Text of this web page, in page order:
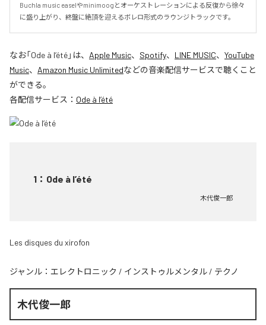
Buchla music easelやminimoogとオーケストレーションによる反復から徐々
に盛り上がり、終盤に絶頂を迎えるボレロ形式のラウンジトラックです。
なお「Ode à l’été」は、 Apple Music、 Spotify、 LINE MUSIC、 YouTube
Music、 Amazon Music Unlimitedなどの音楽配信サービスで聴くこと
ができる。
各配信サービス： Ode à l’été
1 ： Ode à l’été
木代俊一郎
Les disques du xirofon
ジャンル： エレクトロニック / インストゥルメンタル / テクノ
木代俊一郎